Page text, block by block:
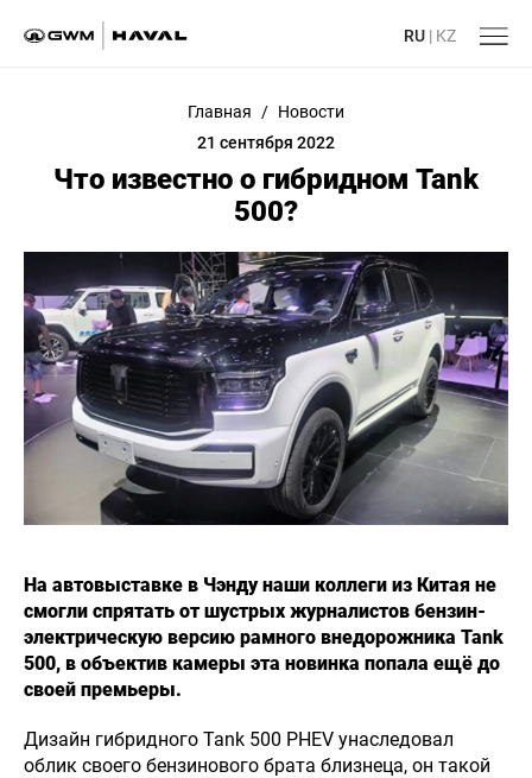
RU | KZ
Главная / Новости
21 сентября 2022
Что известно о гибридном Tank
500?
На автовыставке в Чэнду наши коллеги из Китая не
смогли спрятать от шустрых журналистов бензин-
электрическую версию рамного внедорожника Tank
500, в объектив камеры эта новинка попала ещё до
своей премьеры.
Дизайн гибридного Tank 500 PHEV унаследовал
облик своего бензинового брата близнеца, он такой